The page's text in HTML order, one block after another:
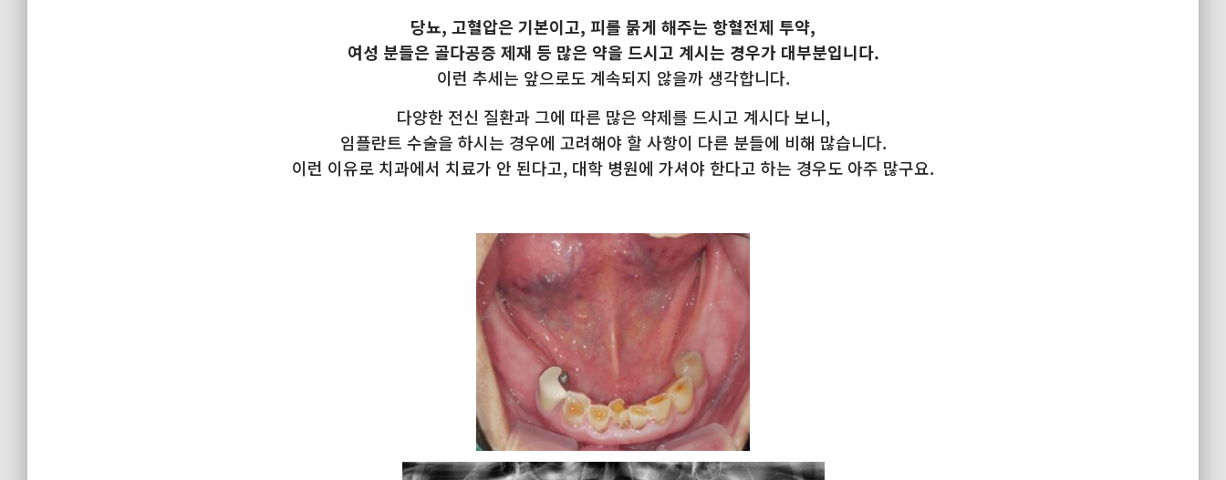
당뇨, 고혈압은 기본이고, 피를 묽게 해주는 항혈전제 투약,
여성 분들은 골다공증 제재 등 많은 약을 드시고 계시는 경우가 대부분입니다.
이런 추세는 앞으로도 계속되지 않을까 생각합니다.
다양한 전신 질환과 그에 따른 많은 약제를 드시고 계시다 보니,
임플란트 수술을 하시는 경우에 고려해야 할 사항이 다른 분들에 비해 많습니다.
이런 이유로 치과에서 치료가 안 된다고, 대학 병원에 가셔야 한다고 하는 경우도 아주 많구요.